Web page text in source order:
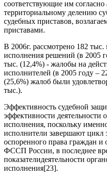
соответствующие им
территориальному делению
судебных приставов,
приставами.
В 2006г. рассмотрено 182 тыс.
исполнения решений (в 2005
тыс. (12,4%) - жалобы на
исполнителей (в 2005 году –
(25,6%) жалоб были
тыс.).
Эффективность судебной
эффективности деятельности
исполнения, поскольку
исполнители завершают
оспоренного пра­ва граждан
ФССП России, в последнее
показателидеятельности
исполнения[23].